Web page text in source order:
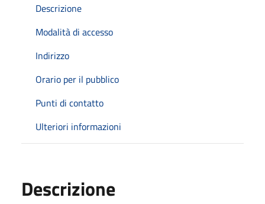
Descrizione
Modalità di accesso
Indirizzo
Orario per il pubblico
Punti di contatto
Ulteriori informazioni
Descrizione